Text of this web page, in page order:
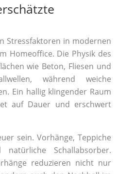
Stressfaktoren in modernen
Homeoffice. Die Physik des
wie Beton, Fliesen und
während weiche
Ein hallig klingender Raum
auf Dauer und erschwert
sein. Vorhänge, Teppiche
Schallabsorber.
reduzieren nicht nur